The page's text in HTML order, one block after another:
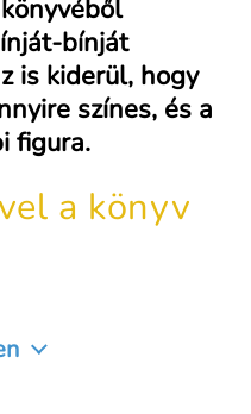
bínját
is kiderül, hogy
színes, és a
figura.
a könyv